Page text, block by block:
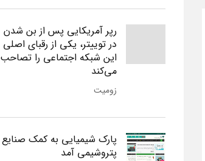
رپر آمریکایی پس از بن شدن
در توییتر، یکی از رقبای اصلی
این شبکه اجتماعی را تصاحب
می‌کند
زومیت
پارک شیمیایی به کمک صنایع
پتروشیمی آمد